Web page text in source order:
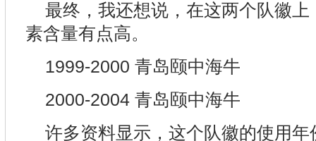
最终，我还想说，在这两个队徽
素含量有点高。
1999-2000 青岛颐中海牛
2000-2004 青岛颐中海牛
许多资料显示，这个队徽的使用